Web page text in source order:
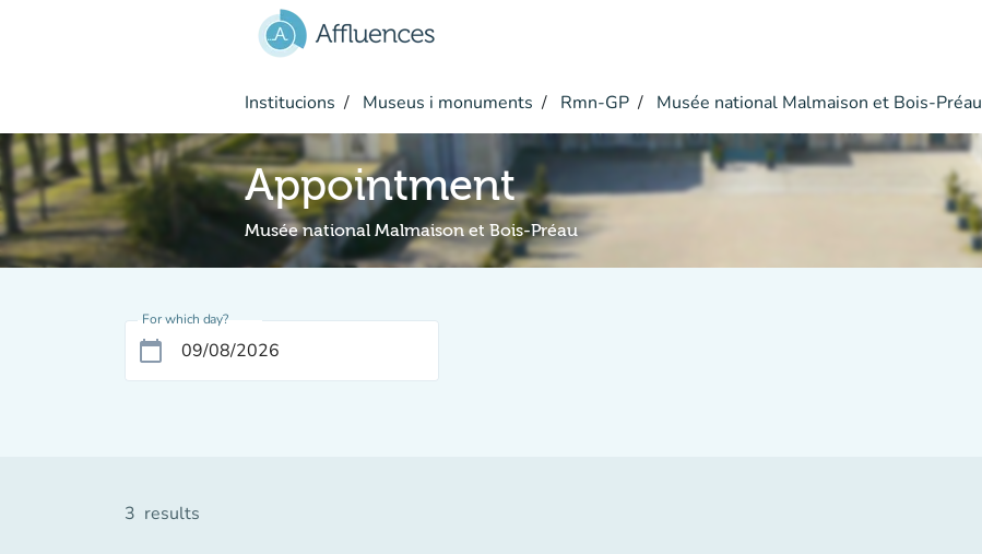
Institucions Museus i monuments Rmn-GP Musée national Malmaison et Bois-Préau
Appointment
Musée national Malmaison et Bois-Préau
For which day?
calendar_today
3 results